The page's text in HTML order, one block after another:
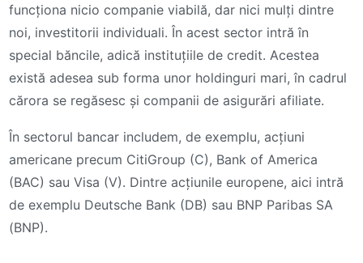
funcționa nicio companie viabilă, dar nici mulți dintre
noi, investitorii individuali. În acest sector intră în
special băncile, adică instituțiile de credit. Acestea
există adesea sub forma unor holdinguri mari, în cadrul
cărora se regăsesc și companii de asigurări afiliate.
În sectorul bancar includem, de exemplu, acțiuni
americane precum CitiGroup (C), Bank of America
(BAC) sau Visa (V). Dintre acțiunile europene, aici intră
de exemplu Deutsche Bank (DB) sau BNP Paribas SA
(BNP).